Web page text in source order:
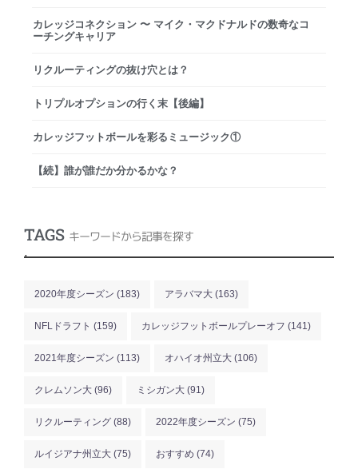
カレッジコネクション 〜 マイク・マクドナルドの数奇なコ
ーチングキャリア
リクルーティングの抜け穴とは？
トリプルオプションの行く末【後編】
カレッジフットボールを彩るミュージック①
【続】誰が誰だか分かるかな？
TAGS キーワードから記事を探す
.
2020年度シーズン (183) アラバマ大 (163)
NFLドラフト (159) カレッジフットボールプレーオフ (141)
2021年度シーズン (113) オハイオ州立大 (106)
クレムソン大 (96) ミシガン大 (91)
リクルーティング (88) 2022年度シーズン (75)
ルイジアナ州立大 (75) おすすめ (74)